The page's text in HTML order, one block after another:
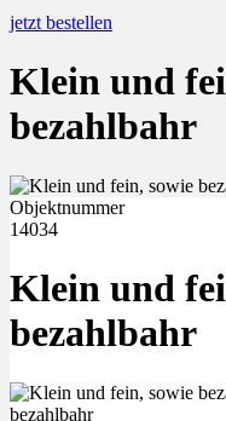
jetzt bestellen
Klein und
bezahlbahr
Objektnummer
14034
Klein und
bezahlbahr